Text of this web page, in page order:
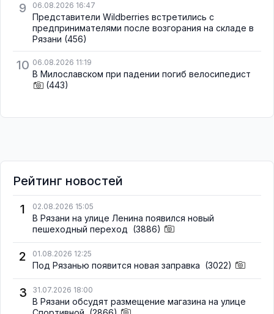
9 06.08.2026 16:47
Представители Wildberries встретились с
предпринимателями после возгорания на складе в
Рязани (456)
10 06.08.2026 11:19
В Милославском при падении погиб велосипедист
(443)
Рейтинг новостей
1
02.08.2026 15:05
В Рязани на улице Ленина появился новый
пешеходный переход (3886)
2 01.08.2026 12:25
Под Рязанью появится новая заправка (3022)
3 31.07.2026 18:00
В Рязани обсудят размещение магазина на улице